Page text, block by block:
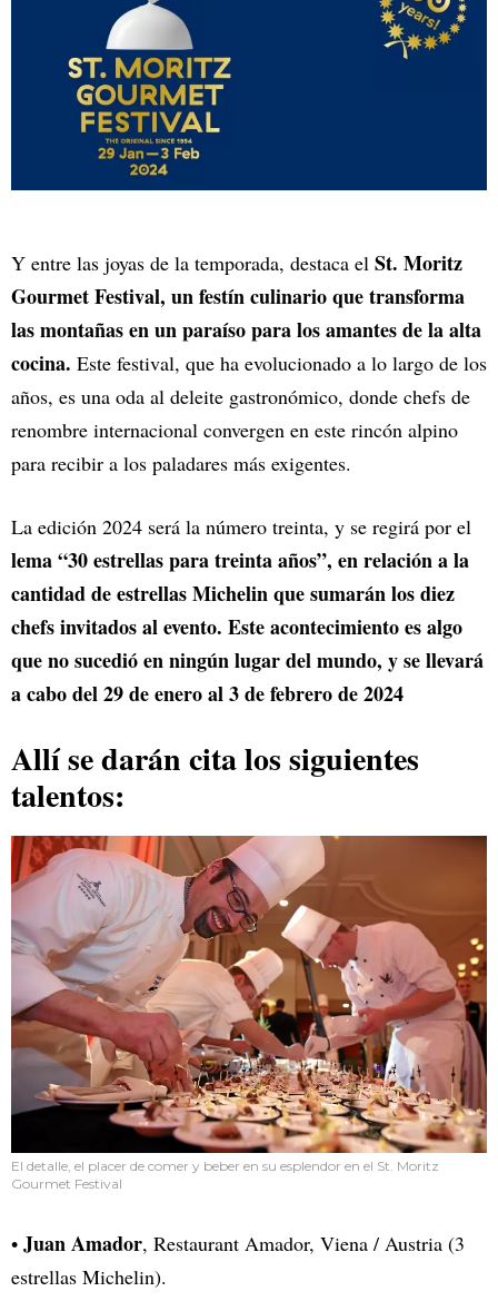
Y entre las joyas de la temporada, destaca el St. Moritz
Gourmet Festival, un festín culinario que transforma
las montañas en un paraíso para los amantes de la alta
cocina. Este festival, que ha evolucionado a lo largo de los
años, es una oda al deleite gastronómico, donde chefs de
renombre internacional convergen en este rincón alpino
para recibir a los paladares más exigentes.
La edición 2024 será la número treinta, y se regirá por el
lema “30 estrellas para treinta años”, en relación a la
cantidad de estrellas Michelin que sumarán los diez
chefs invitados al evento. Este acontecimiento es algo
que no sucedió en ningún lugar del mundo, y se llevará
a cabo del 29 de enero al 3 de febrero de 2024
Allí se darán cita los siguientes
talentos:
El detalle, el placer de comer y beber en su esplendor en el St. Moritz
Gourmet Festival
• Juan Amador, Restaurant Amador, Viena / Austria (3
estrellas Michelin).